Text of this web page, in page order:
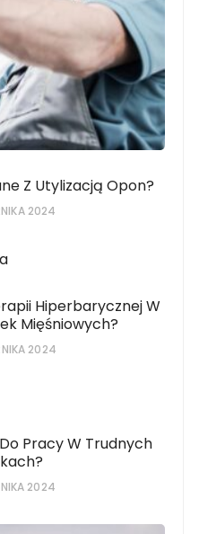
Z Utylizacją Opon?
2024
Hiperbarycznej W
Mięśniowych?
2024
Pracy W Trudnych
2024